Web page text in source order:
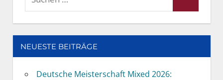
NEUESTE BEITRÄGE
Deutsche Meisterschaft Mixed 2026: